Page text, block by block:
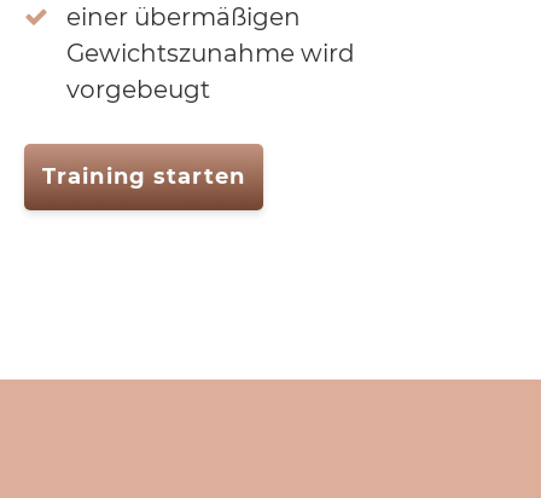
einer übermäßigen
Gewichtszunahme wird
vorgebeugt
Training starten